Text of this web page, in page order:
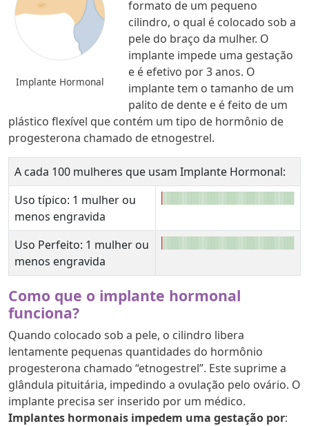
Implante Hormonal
formato de um pequeno
cilindro, o qual é colocado sob a
pele do braço da mulher. O
implante impede uma gestação
e é efetivo por 3 anos. O
implante tem o tamanho de um
palito de dente e é feito de um
plástico flexível que contém um tipo de hormônio de
progesterona chamado de etnogestrel.
A cada 100 mulheres que usam Implante Hormonal:
Uso típico: 1 mulher ou
menos engravida
Uso Perfeito: 1 mulher ou
menos engravida
Como que o implante hormonal
funciona?
Quando colocado sob a pele, o cilindro libera
lentamente pequenas quantidades do hormônio
progesterona chamado “etnogestrel”. Este suprime a
glândula pituitária, impedindo a ovulação pelo ovário. O
implante precisa ser inserido por um médico.
Implantes hormonais impedem uma gestação por: